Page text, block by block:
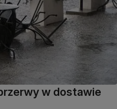
w dostawie